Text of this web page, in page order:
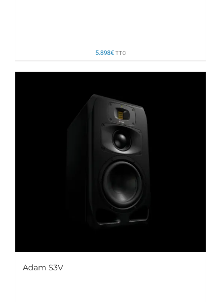
5.898€ TTC
Adam S3V